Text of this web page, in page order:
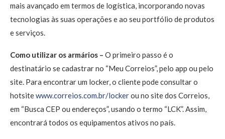
mais avançado em termos de logística, incorporando novas
tecnologias às suas operações e ao seu portfólio de produtos
e serviços.
Como utilizar os armários – O primeiro passo é o
destinatário se cadastrar no “Meu Correios”, pelo app ou pelo
site. Para encontrar um locker, o cliente pode consultar o
hotsitewww.correios.com.br/lockerou no site dos Correios,
em “Busca CEP ou endereços”, usando o termo “LCK”. Assim,
encontrará todos os equipamentos ativos no país.